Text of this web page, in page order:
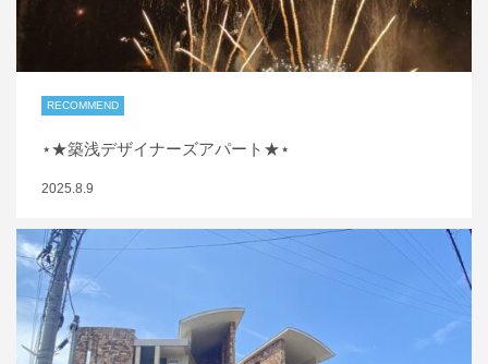
RECOMMEND
⋆★築浅デザイナーズアパート★⋆
2025.8.9